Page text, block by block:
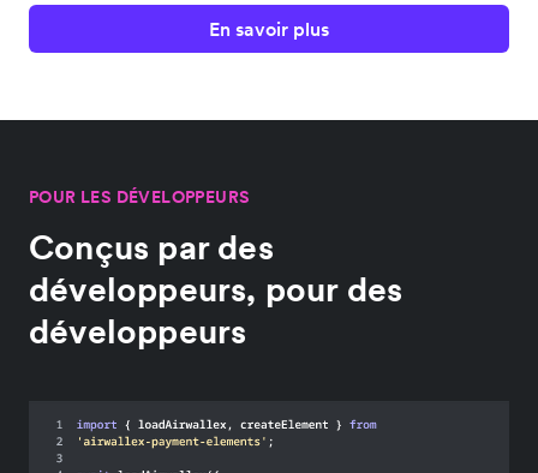
En savoir plus
POUR LES DÉVELOPPEURS
Conçus par des
développeurs, pour des
développeurs